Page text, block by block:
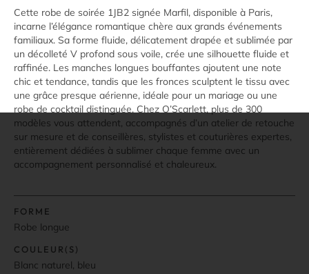
Cette robe de soirée 1JB2 signée Marfil, disponible à Paris,
incarne l’élégance romantique chère aux grands événements
familiaux. Sa forme fluide, délicatement drapée et sublimée par
un décolleté V profond sous voile, crée une silhouette fluide et
raffinée. Les manches longues bouffantes ajoutent une note
chic et tendance, tandis que les fronces sculptent le tissu avec
une grâce presque aérienne, idéale pour un mariage ou une
robe de cocktail distinguée. Chez O’Scarlett, plus de 300
modèles vous attendent, accompagnés d’un atelier de retouche
sur mesure et de conseillères, stylistes et couturières expertes,
entièrement dédiées à sublimer chaque femme avec un
accompagnement personnalisé et chaleureux.
FORME
Robe longue
COULEUR(S)
Blanc naturel, bleu